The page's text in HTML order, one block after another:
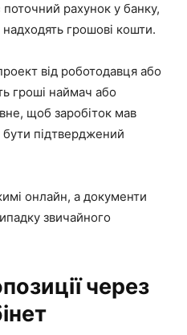
рахунок у банку,
надходять грошові кошти.
від роботодавця або
гроші наймач або
щоб заробіток мав
бути підтверджений
онлайн, а документи
звичайного
через